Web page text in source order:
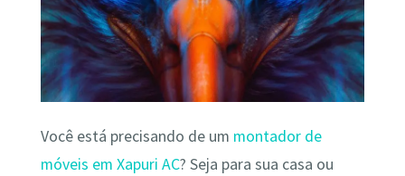
Você está precisando de um montador de
móveis em Xapuri AC? Seja para sua casa ou